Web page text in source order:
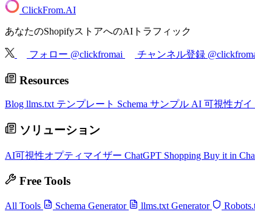
ClickFrom.AI
あなたのShopifyストアへのAIトラフィック
フォロー @clickfromai チャンネル登録
Resources
Blog llms.txt テンプレート Schema サンプル AI 可視性ガイ
ソリューション
AI可視性オプティマイザー ChatGPT Shopping Buy it in
Free Tools
All Tools Schema Generator llms.txt Generator